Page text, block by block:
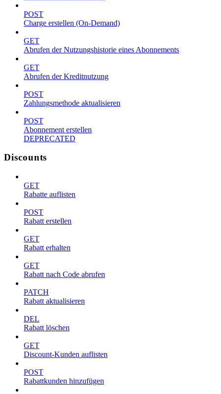
POST
Charge erstellen (On-Demand)
GET
Abrufen der Nutzungshistorie eines Abonnements
GET
Abrufen der Kreditnutzung
POST
Zahlungsmethode aktualisieren
POST
Abonnement erstellen
DEPRECATED
Discounts
GET
Rabatte auflisten
POST
Rabatt erstellen
GET
Rabatt erhalten
GET
Rabatt nach Code abrufen
PATCH
Rabatt aktualisieren
DEL
Rabatt löschen
GET
Discount-Kunden auflisten
POST
Rabattkunden hinzufügen